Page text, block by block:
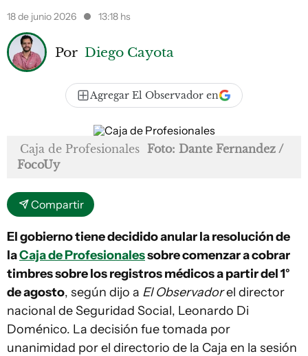
18 de junio 2026 13:18 hs
Por Diego Cayota
Agregar El Observador en
Caja de Profesionales Foto: Dante Fernandez /
FocoUy
Compartir
El gobierno tiene decidido anular la resolución de
laCaja de Profesionalessobre comenzar a cobrar
timbres sobre los registros médicos a partir del 1°
de agosto, según dijo a El Observadorel director
nacional de Seguridad Social, Leonardo Di
Doménico. La decisión fue tomada por
unanimidad por el directorio de la Caja en la sesión